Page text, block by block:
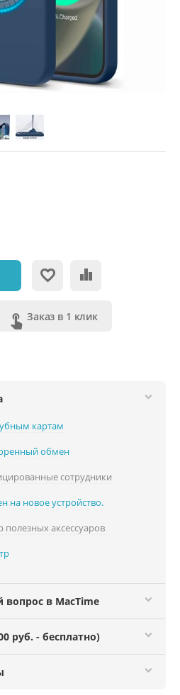
Заказ в 1 клик
картам
обмен
сотрудники
на новое устройство.
аксессуаров
в MacTime
руб. - бесплатно)